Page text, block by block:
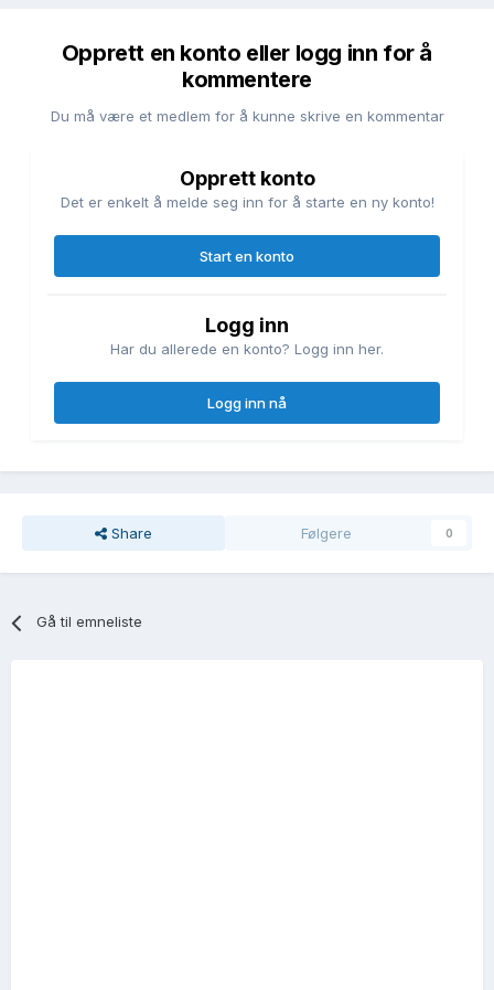
Opprett en konto eller logg inn for å
kommentere
Du må være et medlem for å kunne skrive en kommentar
Opprett konto
Det er enkelt å melde seg inn for å starte en ny konto!
Start en konto
Logg inn
Har du allerede en konto? Logg inn her.
Logg inn nå
Share Følgere 0
Gå til emneliste